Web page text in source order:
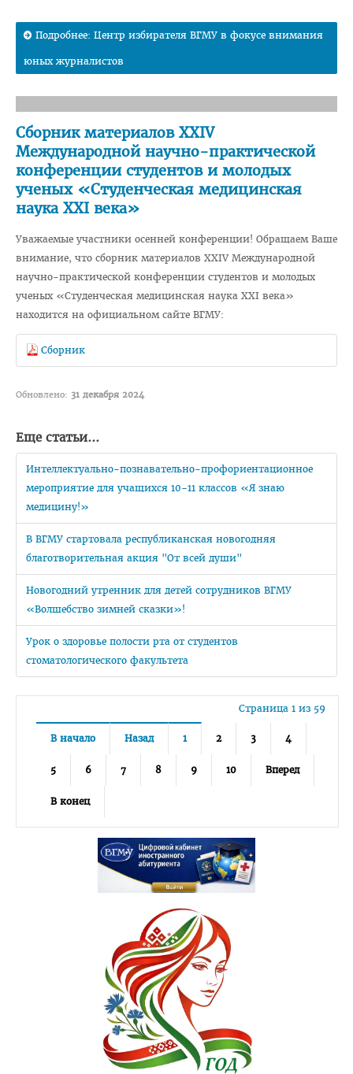
Правовое просвещение
Студенческий городок
Студенческий совет ВГМУ
Студенческий совет по качеству образования
Лаборатории профессионального мастерства
Каталог учебных дисциплин
Комиссия по снижению оплаты, переводу на бюджет
Нормативные документы
Образцы заявлений
ВЫПУСКНИКУ
Сектор клинической ординатуры и интернатуры
Интернатура
Планы и программы интернатуры
Информация к квалификационному экзамену
Нормативные документы
Школа врача-интерна, провизора-интерна
Материалы для клинических ординаторов в СДО
Контрольные цифры приема
Перечень документов для приема в клиническую
Порядок приема для граждан Республики Беларусь
Программы клинической ординатуры
Расписание
Вопросы к вступительным экзаменам
Информация для поступающих в клиническую ординатуру
Форма отчета клинического ординатора
Нормативные документы
Аспирантура/Докторантура
Повышение квалификации
Подтверждение квалификации (лечебное дело)
Подтверждение квалификации (педиатрия)
Подробнее: Центр избирателя ВГМУ в фокусе внимания
юных журналистов
Сборник материалов XXIV
Международной научно-практической
конференции студентов и молодых
ученых «Студенческая медицинская
наука XXI века»
Уважаемые участники осенней конференции! Обращаем Ваше
внимание, что сборник материалов XXIV Международной
научно-практической конференции студентов и молодых
ученых «Студенческая медицинская наука XXI века»
находится на официальном сайте ВГМУ:
Сборник
Обновлено: 31 декабря 2024
Еще статьи...
Интеллектуально-познавательно-профориентационное
мероприятие для учащихся 10-11 классов «Я знаю
медицину!»
В ВГМУ стартовала республиканская новогодняя
благотворительная акция "От всей души"
Новогодний утренник для детей сотрудников ВГМУ
«Волшебство зимней сказки»!
Урок о здоровье полости рта от студентов
стоматологического факультета
Страница 1 из 59
В начало Назад 1 2 3 4
5 6 7 8 9 10 Вперед
В конец